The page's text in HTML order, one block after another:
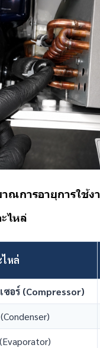
าณการอายุการใช้ง
ไหล่
ไหล่
ซอร์ (Compressor)